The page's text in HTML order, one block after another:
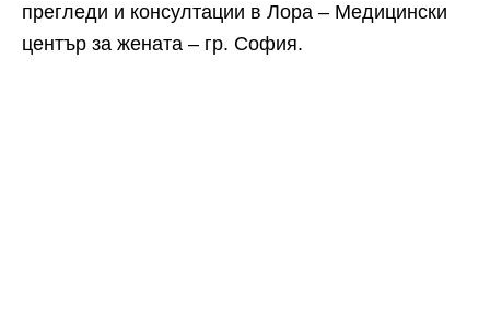
прегледи и консултации в Лора – Медицински
център за жената – гр. София.